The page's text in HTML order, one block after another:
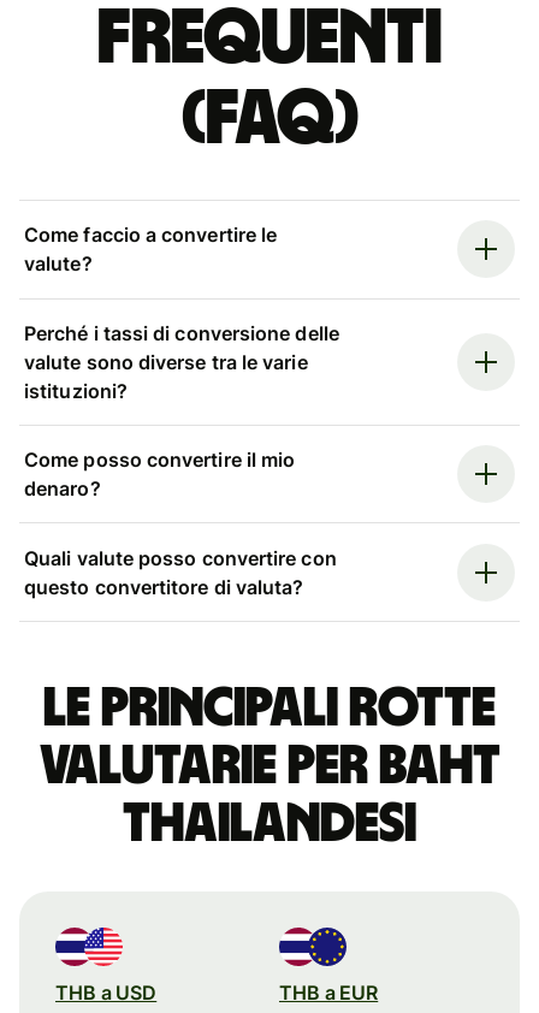
Frequenti
(FAQ)
Come faccio a convertire le
valute?
Perché i tassi di conversione delle
valute sono diverse tra le varie
istituzioni?
Come posso convertire il mio
denaro?
Quali valute posso convertire con
questo convertitore di valuta?
Le principali rotte
valutarie per baht
thailandesi
THB a USD THB a EUR